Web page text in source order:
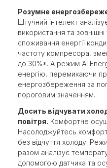
Розумне
Штучний інтелект
використання та
споживання енергії
частоту компресора,
до 30%*. А режим AI
енергію, перемикаючи
енергозбереження за
пороговим значенням.
Досить відчувати
повітря. Комфортне
Насолоджуйтесь
без відчуття холоду.
разом аналізує
допомогою датчика та